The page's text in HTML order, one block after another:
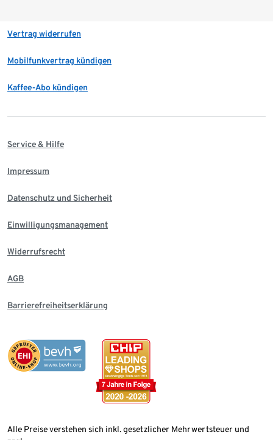
Vertrag widerrufen
Mobilfunkvertrag kündigen
Kaffee-Abo kündigen
Service & Hilfe
Impressum
Datenschutz und Sicherheit
Einwilligungsmanagement
Widerrufsrecht
AGB
Barrierefreiheitserklärung
Alle Preise verstehen sich inkl. gesetzlicher Mehrwertsteuer und